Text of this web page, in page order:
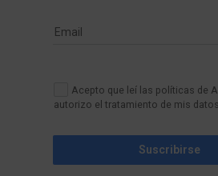
Email
Acepto que leí las políticas de
autorizo el tratamiento de mis
Suscribirse